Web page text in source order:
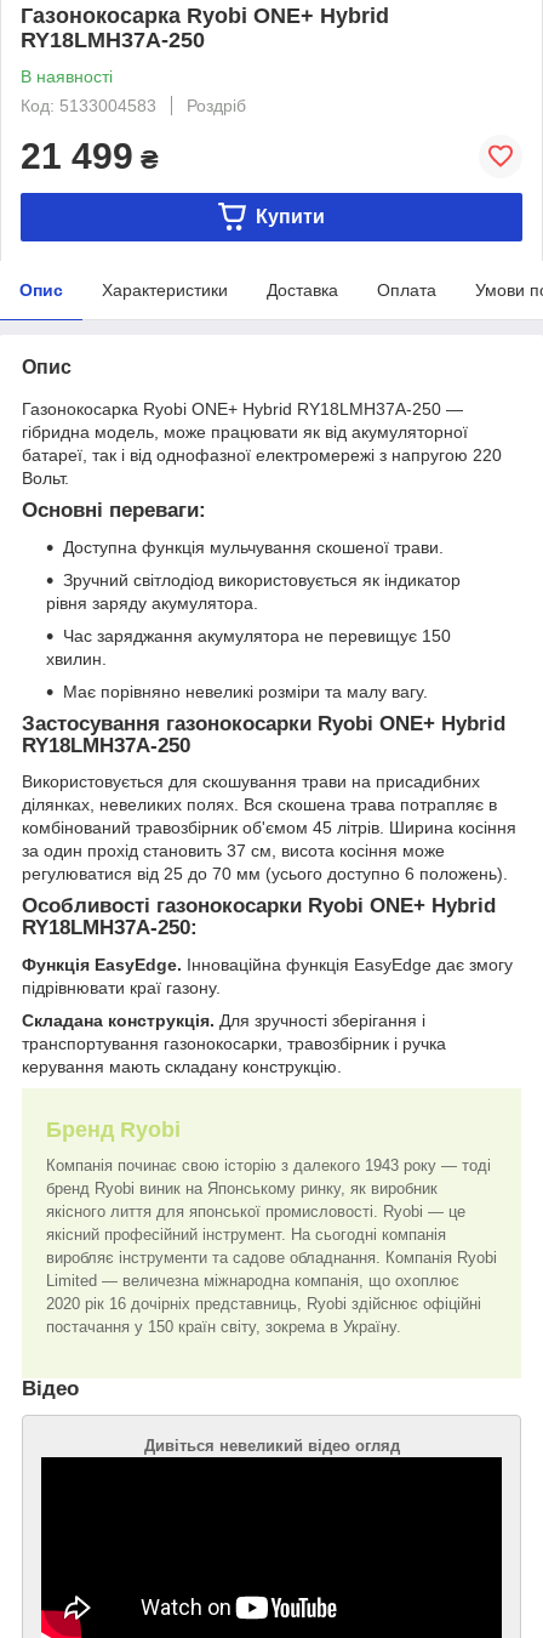
Газонокосарка Ryobi ONE+ Hybrid
RY18LMH37A-250
В наявності
Код: 5133004583
Роздріб
21 499 ₴
Купити
Опис Характеристики Доставка Оплата Умови
Опис
Газонокосарка Ryobi ONE+ Hybrid RY18LMH37A-250 —
гібридна модель, може працювати як від акумуляторної
батареї, так і від однофазної електромережі з напругою 220
Вольт.
Основні переваги:
Доступна функція мульчування скошеної трави.
Зручний світлодіод використовується як індикатор
рівня заряду акумулятора.
Час заряджання акумулятора не перевищує 150
хвилин.
Має порівняно невеликі розміри та малу вагу.
Застосування газонокосарки Ryobi ONE+ Hybrid
RY18LMH37A-250
Використовується для скошування трави на присадибних
ділянках, невеликих полях. Вся скошена трава потрапляє в
комбінований травозбірник об'ємом 45 літрів. Ширина косіння
за один прохід становить 37 см, висота косіння може
регулюватися від 25 до 70 мм (усього доступно 6 положень).
Особливості газонокосарки Ryobi ONE+ Hybrid
RY18LMH37A-250:
Функція EasyEdge. Інноваційна функція EasyEdge дає змогу
підрівнювати краї газону.
Складана конструкція. Для зручності зберігання і
транспортування газонокосарки, травозбірник і ручка
керування мають складану конструкцію.
Бренд Ryobi
Компанія починає свою історію з далекого 1943 року — тоді
бренд Ryobi виник на Японському ринку, як виробник
якісного лиття для японської промисловості. Ryobi — це
якісний професійний інструмент. На сьогодні компанія
виробляє інструменти та садове обладнання. Компанія Ryobi
Limited — величезна міжнародна компанія, що охоплює
2020 рік 16 дочірніх представниць, Ryobi здійснює офіційні
постачання у 150 країн світу, зокрема в Україну.
Відео
Дивіться невеликий відео огляд